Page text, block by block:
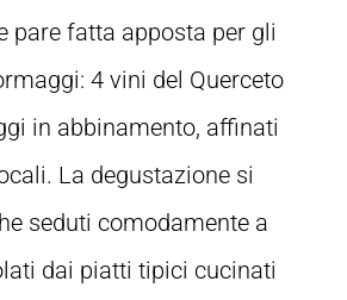
pare fatta apposta per gli
4 vini del Querceto
in abbinamento, affinati
La degustazione si
seduti comodamente a
dai piatti tipici cucinati